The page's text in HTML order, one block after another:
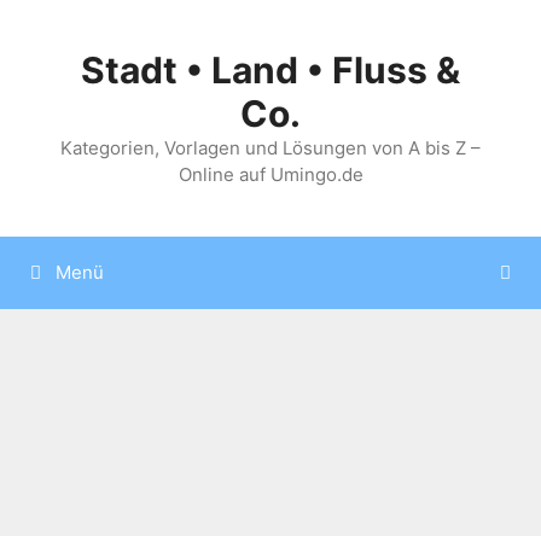
springenStadt • Land • Fluss &
Co.
Kategorien, Vorlagen und Lösungen von A bis Z –
Online auf Umingo.de
Menü